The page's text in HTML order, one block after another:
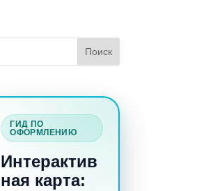
ГИД ПО
ОФОРМЛЕНИЮ
Интерактив
ная карта: